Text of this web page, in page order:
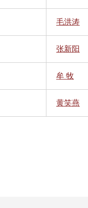
毛洪涛
张新阳
牟 牧
黄笑燕